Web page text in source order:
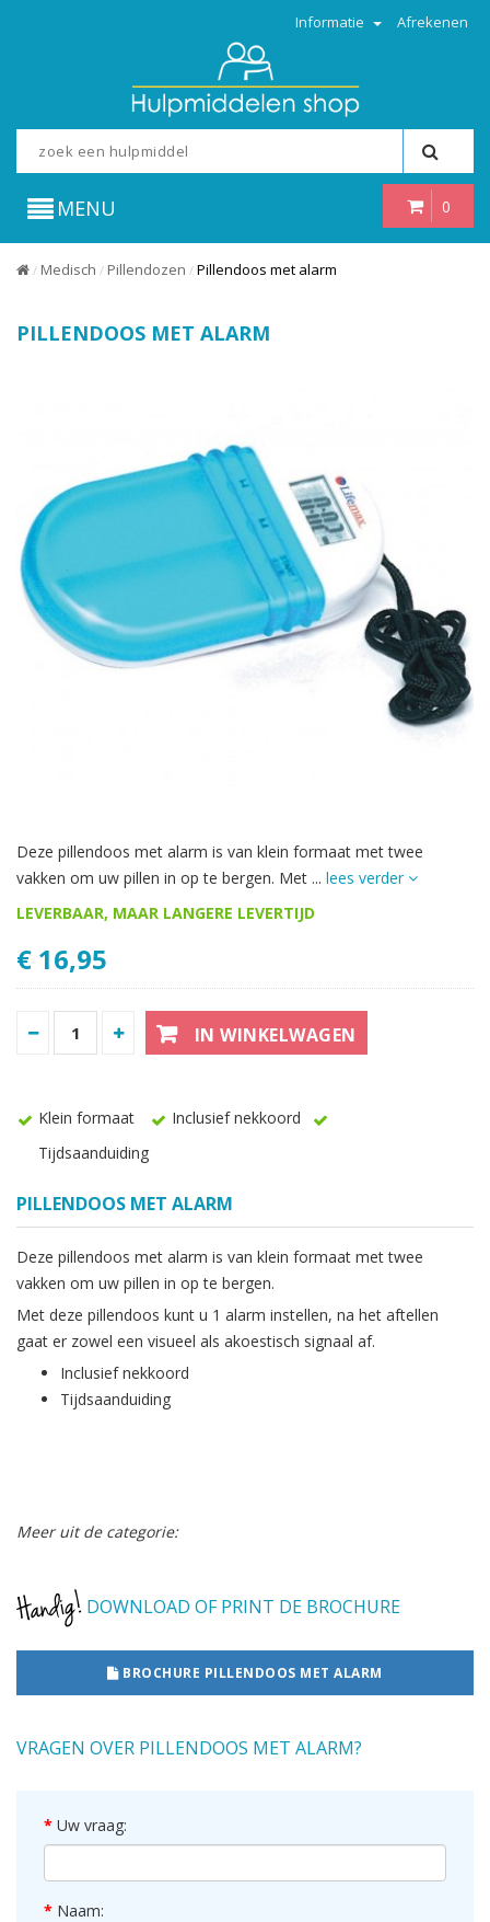
Informatie Afrekenen
0
MENU
/ Medisch / Pillendozen / Pillendoos met alarm
PILLENDOOS MET ALARM
Deze pillendoos met alarm is van klein formaat met twee
vakken om uw pillen in op te bergen. Met ... lees verder
LEVERBAAR, MAAR LANGERE LEVERTIJD
€ 16,95
IN WINKELWAGEN
Klein formaat
Inclusief nekkoord
Tijdsaanduiding
PILLENDOOS MET ALARM
Deze pillendoos met alarm is van klein formaat met twee
vakken om uw pillen in op te bergen.
Met deze pillendoos kunt u 1 alarm instellen, na het aftellen
gaat er zowel een visueel als akoestisch signaal af.
Inclusief nekkoord
Tijdsaanduiding
Meer uit de categorie:
DOWNLOAD OF PRINT DE BROCHURE
BROCHURE PILLENDOOS MET ALARM
VRAGEN OVER PILLENDOOS MET ALARM?
Uw vraag:
Naam: